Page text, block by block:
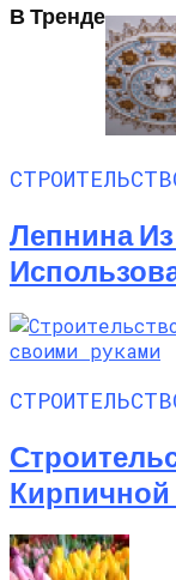
В Тренде
Лепнина